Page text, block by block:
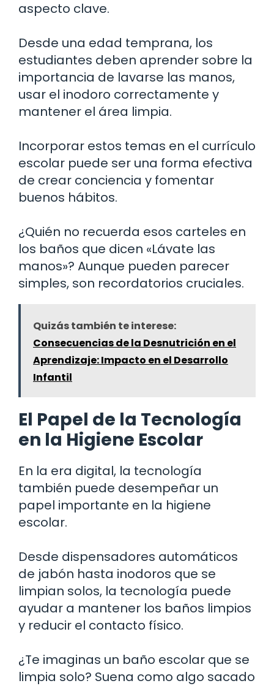
aspecto clave.
Desde una edad temprana, los
estudiantes deben aprender sobre la
importancia de lavarse las manos,
usar el inodoro correctamente y
mantener el área limpia.
Incorporar estos temas en el currículo
escolar puede ser una forma efectiva
de crear conciencia y fomentar
buenos hábitos.
¿Quién no recuerda esos carteles en
los baños que dicen «Lávate las
manos»? Aunque pueden parecer
simples, son recordatorios cruciales.
Quizás también te interese:
Consecuencias de la Desnutrición en el
Aprendizaje: Impacto en el Desarrollo
Infantil
El Papel de la Tecnología
en la Higiene Escolar
En la era digital, la tecnología
también puede desempeñar un
papel importante en la higiene
escolar.
Desde dispensadores automáticos
de jabón hasta inodoros que se
limpian solos, la tecnología puede
ayudar a mantener los baños limpios
y reducir el contacto físico.
¿Te imaginas un baño escolar que se
limpia solo? Suena como algo sacado